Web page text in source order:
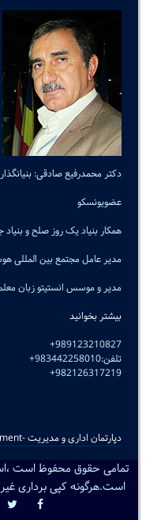
دکتر محمدرفیع صادقی:
عضویونسکو
همکار بنیاد یک روز صلح و
مدیر عامل مجتمع بین المللی
مدیر و موسس انستیتو زبان
بیشتر بخوانید
989123210827+
تلفن:983442258010+
982126317219+
دپارتمان اداری و مدیریت -department of administrative &managment
تمامی حقوق محفوظ است
است.هرگونه کپی برداری